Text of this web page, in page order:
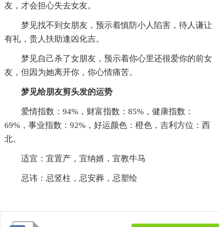
友，才会担心失去女友。
梦见找不到女朋友，预示着慎防小人陷害，待人谦让
有礼，贵人扶助逢凶化吉。
梦见自己杀了女朋友，预示着你心里还很爱你的前女
友，但因为她离开你，你心情痛苦。
梦见给朋友剪头发的运势
爱情指数：94%，财富指数：85%，健康指数：
69%，事业指数：92%，好运颜色：橙色，吉利方位：西
北。
适宜：宜置产，宜纳婿，宜教牛马
忌讳：忌竖柱，忌安葬，忌塑绘